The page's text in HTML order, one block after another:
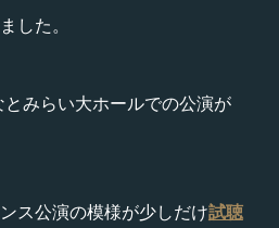
した。
みらい大ホールでの公演が
ス公演の模様が少しだけ試聴